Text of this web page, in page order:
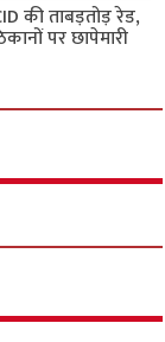
की ताबड़तोड़ रेड,
पर छापेमारी